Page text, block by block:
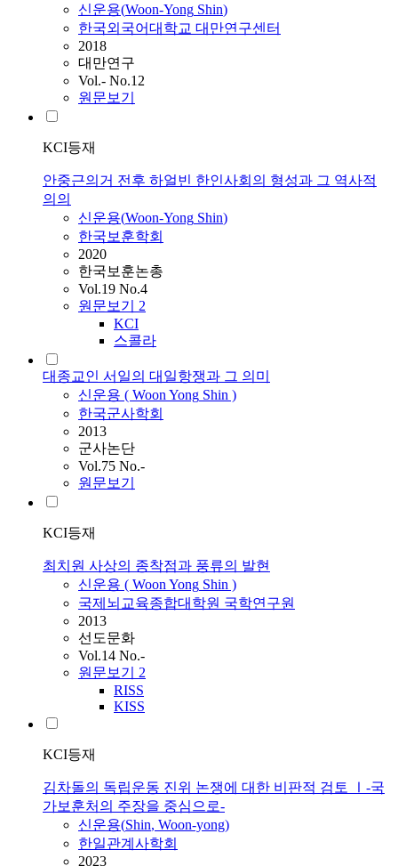
신운용(Woon-Yong Shin)
한국외국어대학교 대만연구센터
2018
대만연구
Vol.- No.12
원문보기
KCI등재
안중근의거 전후 하얼빈 한인사회의 형성과 그 역사적
의의
신운용(Woon-Yong Shin)
한국보훈학회
2020
한국보훈논총
Vol.19 No.4
원문보기 2
KCI
스콜라
대종교인 서일의 대일항쟁과 그 의미
신운용 ( WoonYong Shin )
한국군사학회
2013
군사논단
Vol.75 No.-
원문보기
KCI등재
최치원 사상의 종착점과 풍류의 발현
신운용 ( WoonYong Shin )
국제뇌교육종합대학원 국학연구원
2013
선도문화
Vol.14 No.-
원문보기 2
RISS
KISS
KCI등재
김차돌의 독립운동 진위 논쟁에 대한 비판적 검토 Ⅰ-국
가보훈처의 주장을 중심으로-
신운용(Shin, Woon-yong)
한일관계사학회
2023